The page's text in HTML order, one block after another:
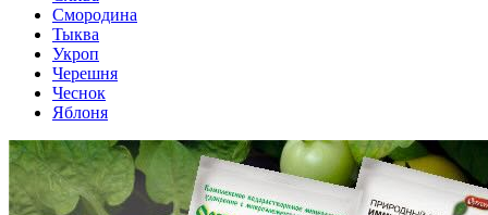
Смородина
Тыква
Укроп
Черешня
Чеснок
Яблоня